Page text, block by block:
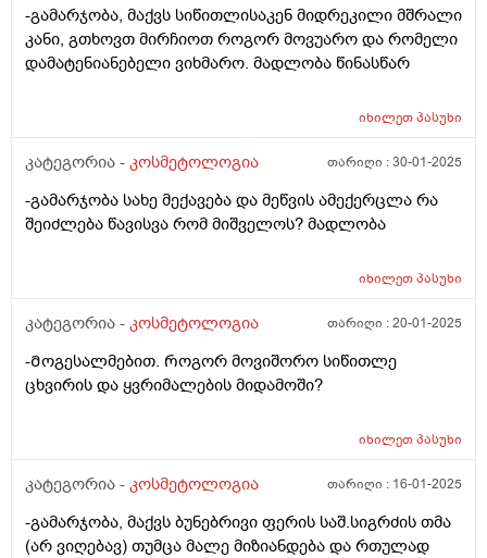
-გამარჯობა, მაქვს სიწითლისაკენ მიდრეკილი მშრალი
კანი, გთხოვთ მირჩიოთ როგორ მოვუარო და რომელი
დამატენიანებელი ვიხმარო. მადლობა წინასწარ
იხილეთპასუხი
კატეგორია - კოსმეტოლოგია თარიღი :30-01-2025
-გამარჯობა სახე მექავება და მეწვის ამექერცლა რა
შეიძლება წავისვა რომ მიშველოს? მადლობა
იხილეთპასუხი
კატეგორია - კოსმეტოლოგია თარიღი :20-01-2025
-Მოგესალმებით. Როგორ მოვიშორო სიწითლე
ცხვირის და ყვრიმალების მიდამოში?
იხილეთპასუხი
კატეგორია - კოსმეტოლოგია თარიღი : 16-01-2025
-გამარჯობა, მაქვს ბუნებრივი ფერის საშ.სიგრძის თმა
(არ ვიღებავ) თუმცა მალე მიზიანდება და რთულად